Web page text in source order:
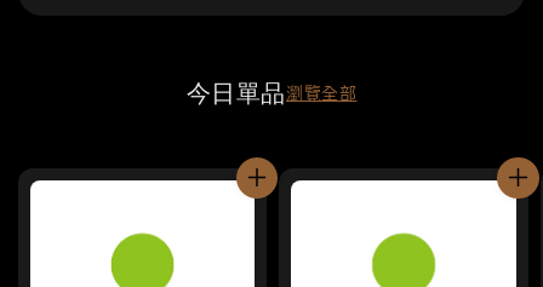
今日單品瀏覽全部